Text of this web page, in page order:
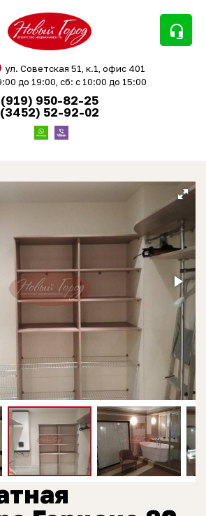
headset_mic
ул. Советская 51, к.1, офис 401
до 19:00, сб: с 10:00 до 15:00
(919) 950-82-25
(3452) 52-92-02